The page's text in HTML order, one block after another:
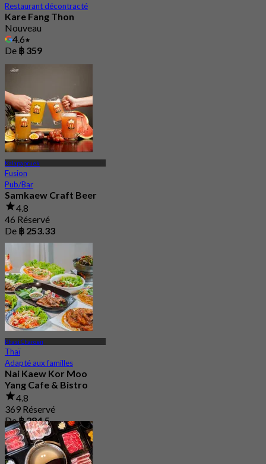
Restaurant décontracté
Kare Fang Thon
Nouveau
4.6
De ฿ 359
Kalapapruek
Fusion
Pub/Bar
Samkaew Craft Beer
4.8
46 Réservé
De ฿ 253.33
Phasi Charoen
Thaï
Adapté aux familles
Nai Kaew Kor Moo
Yang Cafe​ & Bistro
4.8
369 Réservé
De฿ 284.5